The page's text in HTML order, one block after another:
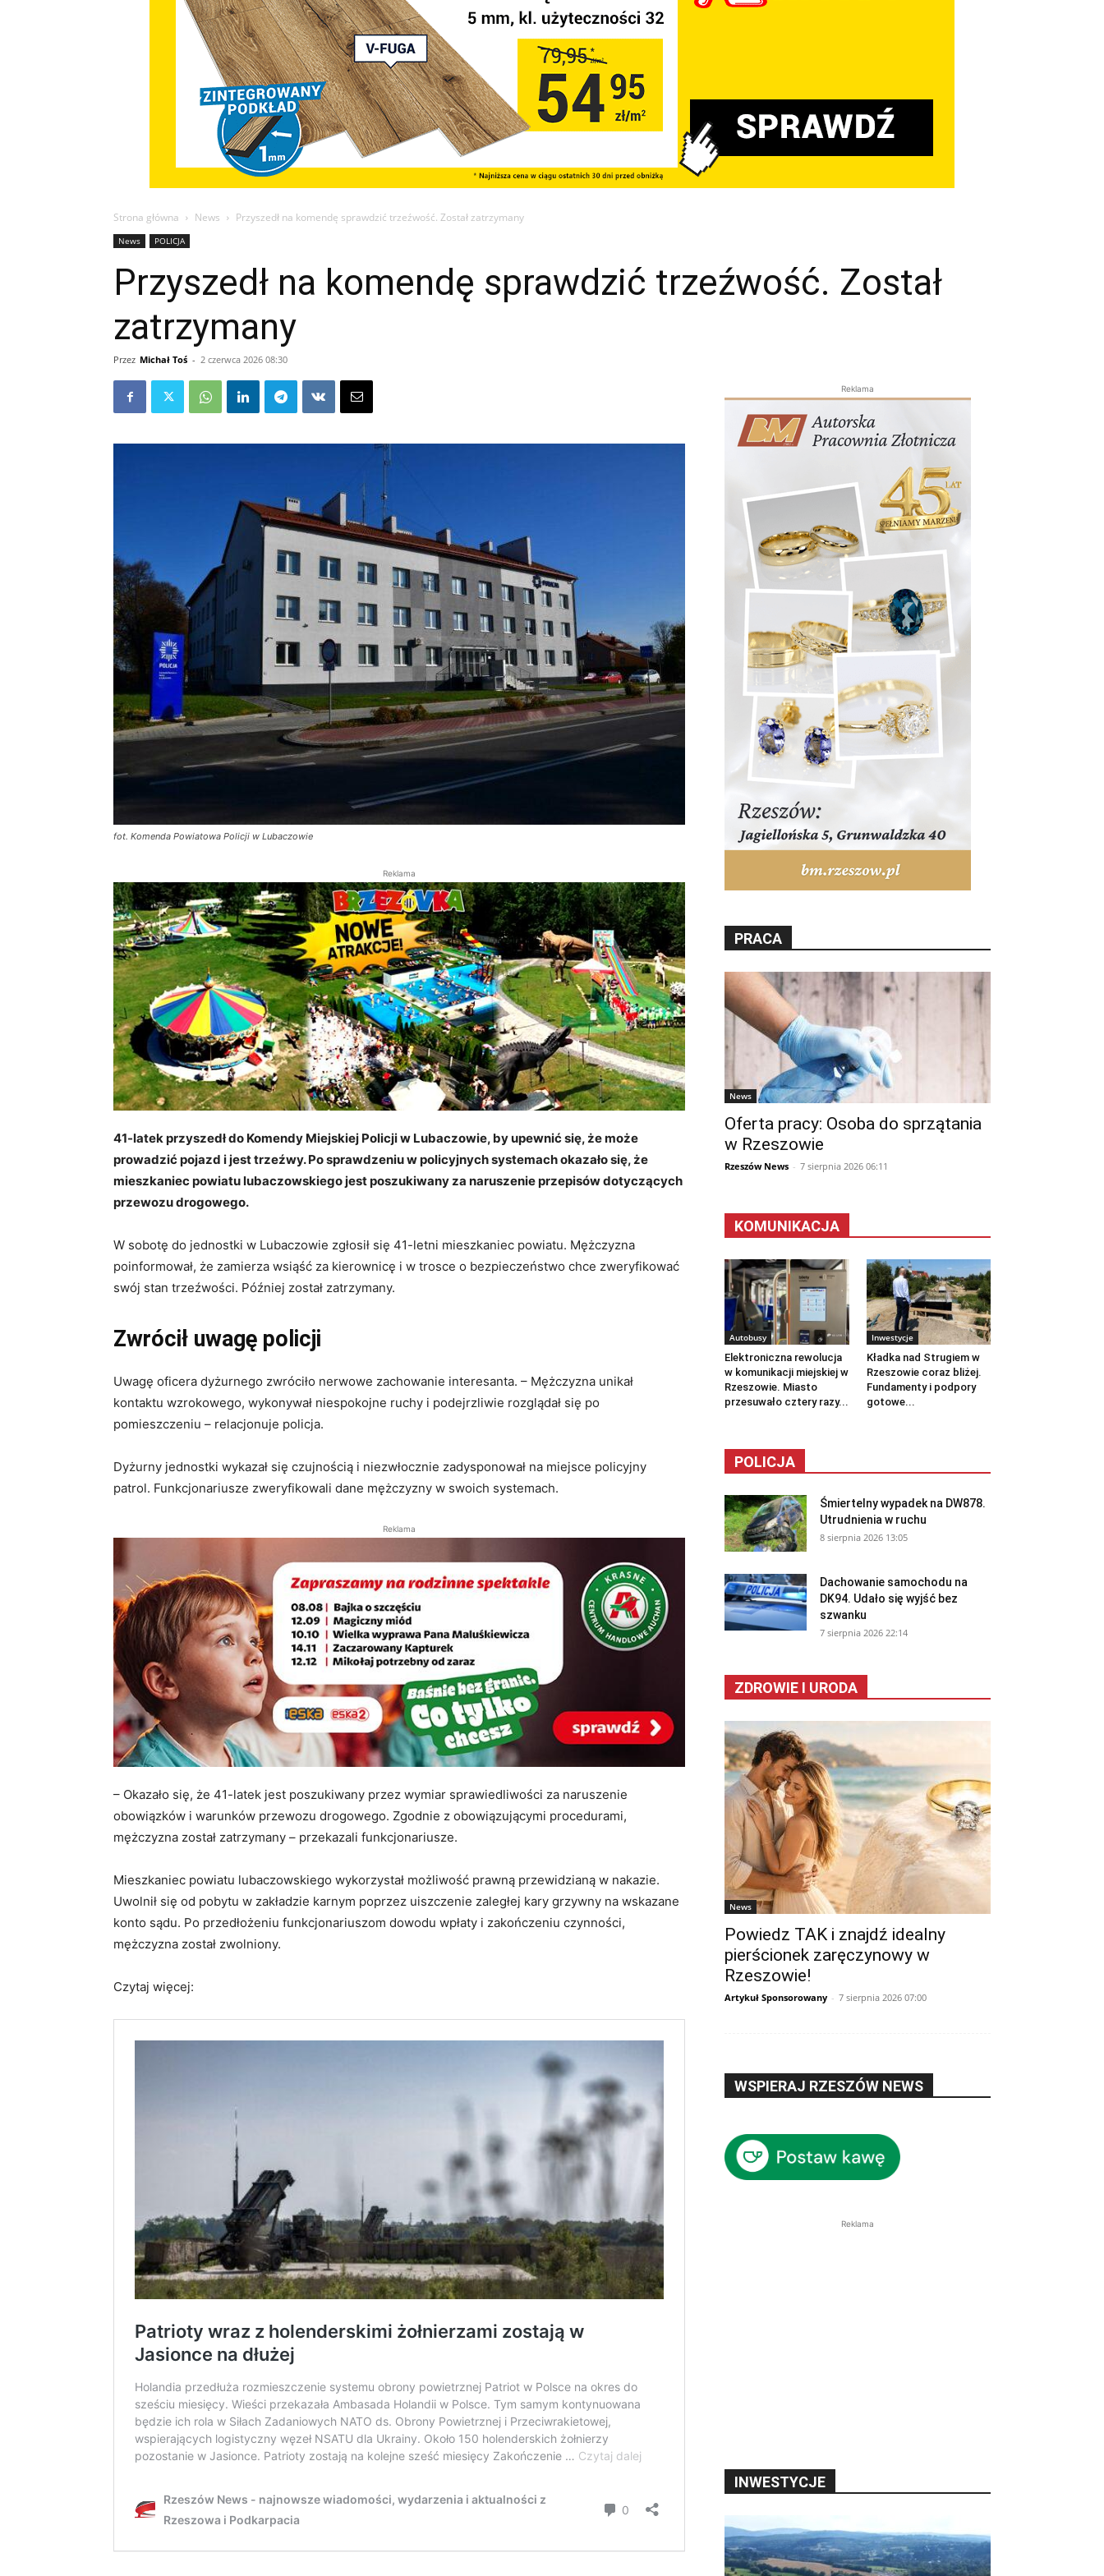
Strona główna News Przyszedł na komendę sprawdzić trzeźwość. Został zatrzymany
News POLICJA
Przyszedł na komendę sprawdzić trzeźwość. Został
zatrzymany
Przez Michał Toś - 2 czerwca 2026 08:30
fot. Komenda Powiatowa Policji w Lubaczowie
Reklama
41-latek przyszedł do Komendy Miejskiej Policji w Lubaczowie, by upewnić się, że może
prowadzić pojazd i jest trzeźwy. Po sprawdzeniu w policyjnych systemach okazało się, że
mieszkaniec powiatu lubaczowskiego jest poszukiwany za naruszenie przepisów dotyczących
przewozu drogowego.
W sobotę do jednostki w Lubaczowie zgłosił się 41-letni mieszkaniec powiatu. Mężczyzna
poinformował, że zamierza wsiąść za kierownicę i w trosce o bezpieczeństwo chce zweryfikować
swój stan trzeźwości. Później został zatrzymany.
Zwrócił uwagę policji
Uwagę oficera dyżurnego zwróciło nerwowe zachowanie interesanta. – Mężczyzna unikał
kontaktu wzrokowego, wykonywał niespokojne ruchy i podejrzliwie rozglądał się po
pomieszczeniu – relacjonuje policja.
Dyżurny jednostki wykazał się czujnością i niezwłocznie zadysponował na miejsce policyjny
patrol. Funkcjonariusze zweryfikowali dane mężczyzny w swoich systemach.
Reklama
– Okazało się, że 41-latek jest poszukiwany przez wymiar sprawiedliwości za naruszenie
obowiązków i warunków przewozu drogowego. Zgodnie z obowiązującymi procedurami,
mężczyzna został zatrzymany – przekazali funkcjonariusze.
Mieszkaniec powiatu lubaczowskiego wykorzystał możliwość prawną przewidzianą w nakazie.
Uwolnił się od pobytu w zakładzie karnym poprzez uiszczenie zaległej kary grzywny na wskazane
konto sądu. Po przedłożeniu funkcjonariuszom dowodu wpłaty i zakończeniu czynności,
mężczyzna został zwolniony.
Czytaj więcej:
Reklama
PRACA
News
Oferta pracy: Osoba do sprzątania
w Rzeszowie
Rzeszów News - 7 sierpnia 2026 06:11
KOMUNIKACJA
Autobusy
Elektroniczna rewolucja
w komunikacji miejskiej w
Rzeszowie. Miasto
przesuwało cztery razy...
Inwestycje
Kładka nad Strugiem w
Rzeszowie coraz bliżej.
Fundamenty i podpory
gotowe...
POLICJA
Śmiertelny wypadek na DW878.
Utrudnienia w ruchu
8 sierpnia 2026 13:05
Dachowanie samochodu na
DK94. Udało się wyjść bez
szwanku
7 sierpnia 2026 22:14
ZDROWIE I URODA
News
Powiedz TAK i znajdź idealny
pierścionek zaręczynowy w
Rzeszowie!
Artykuł Sponsorowany - 7 sierpnia 2026 07:00
WSPIERAJ RZESZÓW NEWS
Reklama
INWESTYCJE